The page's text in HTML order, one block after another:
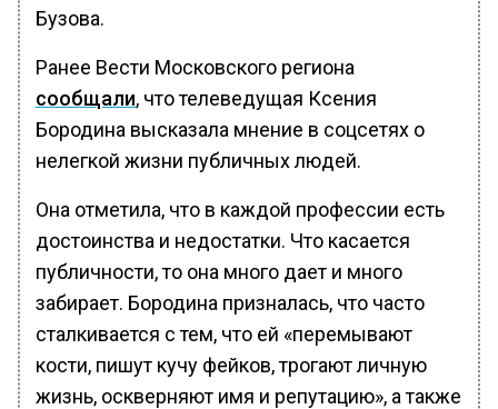
Бузова.
Ранее Вести Московского региона
сообщали, что телеведущая Ксения
Бородина высказала мнение в соцсетях о
нелегкой жизни публичных людей.
Она отметила, что в каждой профессии есть
достоинства и недостатки. Что касается
публичности, то она много дает и много
забирает. Бородина призналась, что часто
сталкивается с тем, что ей «перемывают
кости, пишут кучу фейков, трогают личную
жизнь, оскверняют имя и репутацию», а также